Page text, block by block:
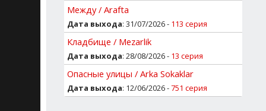
Между / Arafta
Дата выхода: 31/07/2026 - 113 серия
Кладбище / Mezarlik
Дата выхода: 28/08/2026 - 13 серия
Опасные улицы / Arka Sokaklar
Дата выхода: 12/06/2026 -751 серия